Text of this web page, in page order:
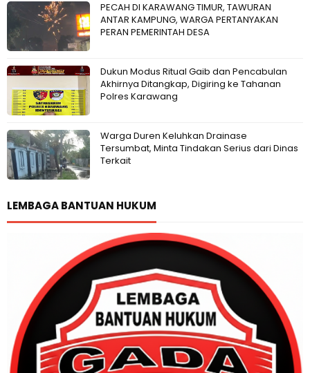
PECAH DI KARAWANG TIMUR, TAWURAN
ANTAR KAMPUNG, WARGA PERTANYAKAN
PERAN PEMERINTAH DESA
Dukun Modus Ritual Gaib dan Pencabulan
Akhirnya Ditangkap, Digiring ke Tahanan
Polres Karawang
Warga Duren Keluhkan Drainase
Tersumbat, Minta Tindakan Serius dari Dinas
Terkait
LEMBAGA BANTUAN HUKUM